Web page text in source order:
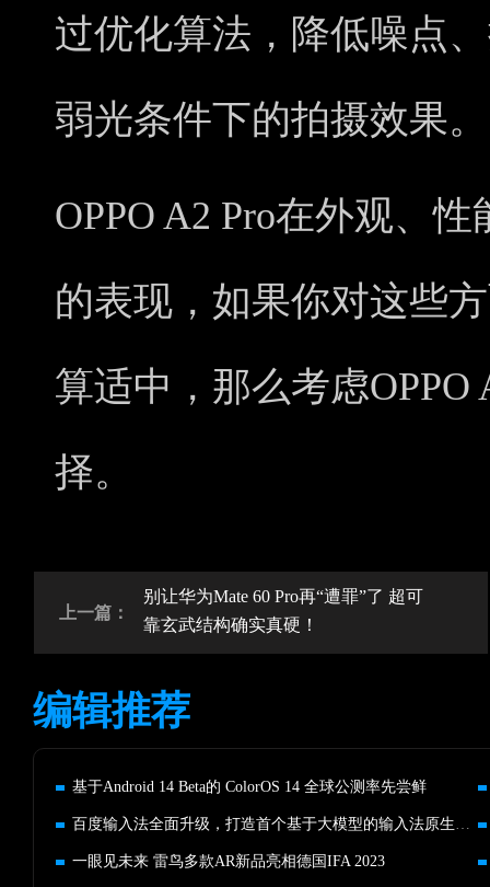
过优化算法，降低噪点
弱光条件下的拍摄效果。
OPPO A2 Pro在外观、
的表现，如果你对这些
算适中，那么考虑OPPO
择。
上一篇：
别让华为Mate 60 Pro再“遭罪”了 超可
靠玄武结构确实真硬！
编辑推荐
基于Android 14 Beta的 ColorOS 14 全球公测率先尝鲜
百度输入法全面升级，打造首个基于大模型的输入法原生应用
一眼见未来 雷鸟多款AR新品亮相德国IFA 2023